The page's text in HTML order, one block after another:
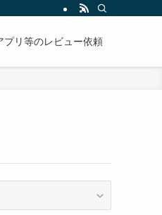
プリ等のレビュー依頼